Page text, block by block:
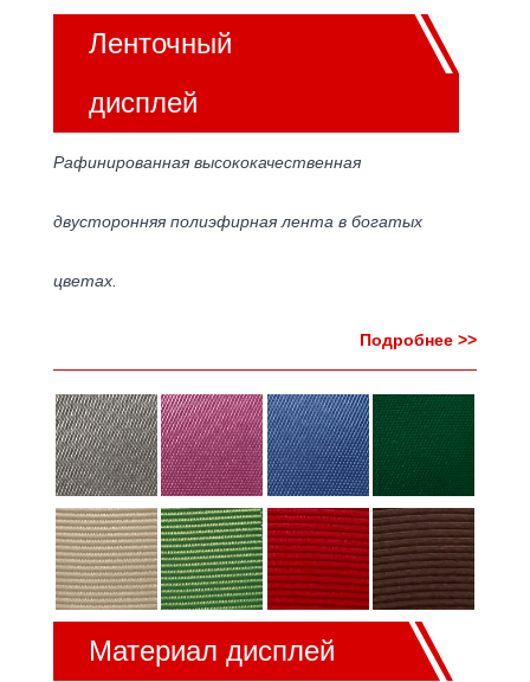
Ленточный
дисплей
Рафинированная высококачественная
двусторонняя полиэфирная лента в богатых
цветах.
Подробнее >>
Материал дисплей